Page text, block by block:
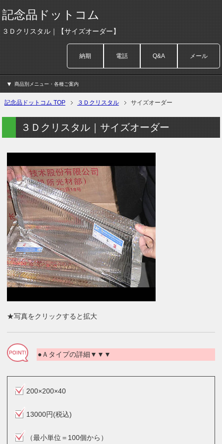
記念品ドットコム
３Ｄクリスタル｜【サイズオーダー】
納期 電話 Q&A メール
商品別メニュー・各種ご案内
記念品ドットコム TOP ３Ｄクリスタル サイズオーダー
３Ｄクリスタル｜サイズオーダー
★写真をクリックすると拡大
●Ａタイプの詳細▼▼▼
200×200×40
13000円(税込)
（最小単位＝100個から）